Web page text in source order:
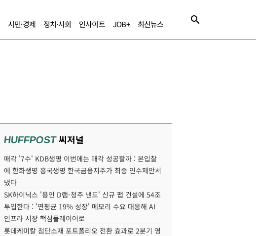
시민·경제 정치·사회 인사이트 JOB+ 최신뉴스
HUFFPOST씨저널
매각 '7수' KDB생명 이번에는 매각 성공할까 : 본입찰
에 한화생명 흥국생명 한국금융지주가 최종 인수제안서
냈다
SK하이닉스 '용인 D램-청주 낸드' 신규 팹 건설에 54조
투입한다 : '연평균 19% 성장' 메모리 수요 대응해 AI
인프라 시장 핵심플레이어로
롯데케미칼 첨단소재 포트폴리오 전환 효과로 2분기 영